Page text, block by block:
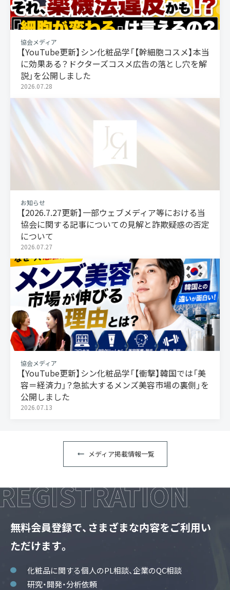
協会メディア
【YouTube更新】シン化粧品学「【幹細胞コスメ】本当
に効果ある？ドクターズコスメ広告の落とし穴を解
説」を公開しました
2026.07.28
お知らせ
【2026.7.27更新】一部ウェブメディア等における当
協会に関する記事についての見解と詐欺疑惑の否定
について
2026.07.27
協会メディア
【YouTube更新】シン化粧品学「【衝撃】韓国では「美
容＝経済力」？急拡大するメンズ美容市場の裏側」を
公開しました
2026.07.13
メディア掲載情報一覧
無料会員登録で、さまざまな内容をご利用い
ただけます。
化粧品に関する個人のPL相談、企業のQC相談
研究・開発・分析依頼